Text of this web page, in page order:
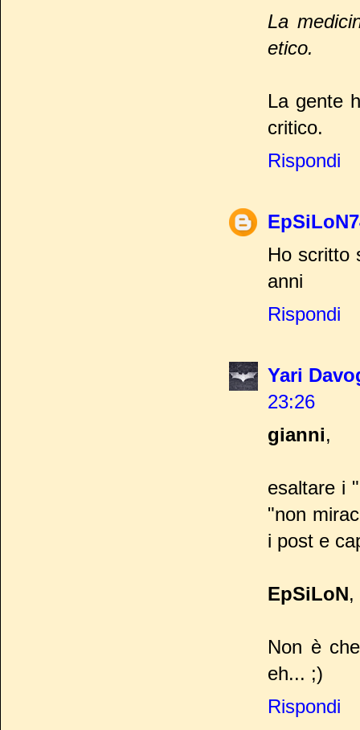
La
etico.
La gente
critico.
Rispondi
Ho scritto
anni
Rispondi
Yari
23:26
gianni,
esaltare i
"non
i post e
EpSiLoN,
Non è
eh... ;)
Rispondi